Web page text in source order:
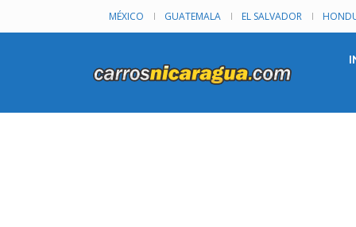
MÉXICO GUATEMALA EL SALVADOR